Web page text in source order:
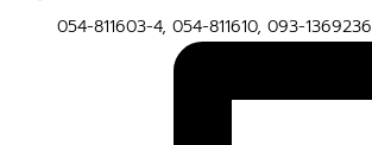
054-811603-4, 054-811610, 093-1369236